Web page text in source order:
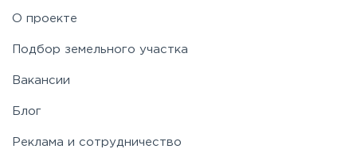
О проекте
Подбор земельного участка
Вакансии
Блог
Реклама и сотрудничество